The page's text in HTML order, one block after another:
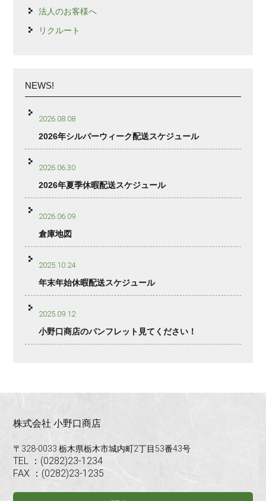
法人のお客様へ
リクルート
NEWS!
2026.08.08
2026年シルバーウィーク配送スケジュール
2026.06.30
2026年夏季休暇配送スケジュール
2026.06.09
倉庫地図
2025.10.24
年末年始休暇配送スケジュール
2025.09.12
小野口商店のパンフレット見てください！
株式会社 小野口商店
〒328-0033 栃木県栃木市城内町2丁目53番43号
TEL ：(0282)23-1234
FAX ：(0282)23-1235